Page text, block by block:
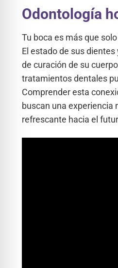
Odontología
Tu boca es más que
El estado de sus
de curación de su
tratamientos dentales
Comprender esta
buscan una experiencia
refrescante hacia el